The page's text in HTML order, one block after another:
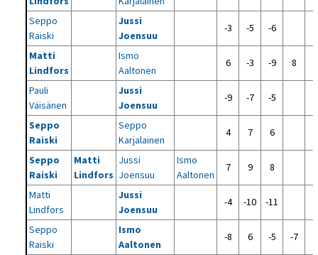
Seppo
Raiski
Jussi
Joensuu
-3 -5 -6
Matti
Lindfors
Ismo
Aaltonen
6 -3 -9 8
Pauli
Väisänen
Jussi
Joensuu
-9 -7 -5
Seppo
Raiski
Seppo
Karjalainen
4 7 6
Seppo
Raiski
Matti
Lindfors
Jussi
Joensuu
Ismo
Aaltonen
7 9 8
Matti
Lindfors
Jussi
Joensuu
-4 -10 -11
Seppo
Raiski
Ismo
Aaltonen
-8 6 -5 -7